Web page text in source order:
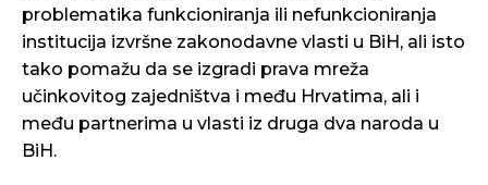
problematika funkcioniranja ili nefunkcioniranja
institucija izvršne zakonodavne vlasti u BiH, ali isto
tako pomažu da se izgradi prava mreža
učinkovitog zajedništva i među Hrvatima, ali i
među partnerima u vlasti iz druga dva naroda u
BiH.